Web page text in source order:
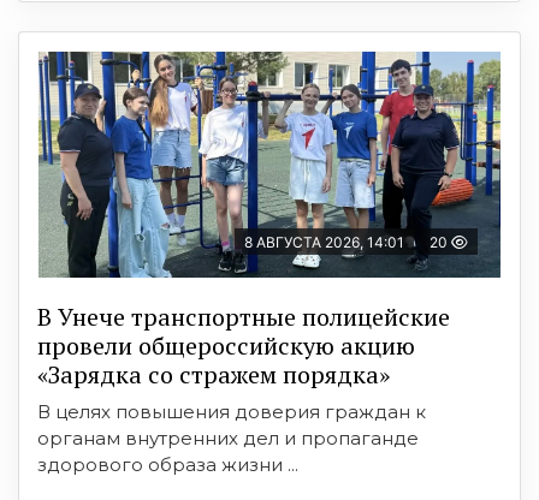
8 АВГУСТА 2026, 14:01 20
В Унече транспортные полицейские
провели общероссийскую акцию
«Зарядка со стражем порядка»
В целях повышения доверия граждан к
органам внутренних дел и пропаганде
здорового образа жизни ...